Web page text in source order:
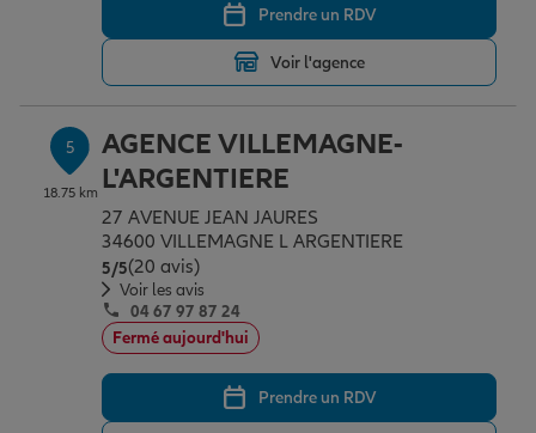
Prendre un RDV
Voir l'agence
5
18.75 km
AGENCE VILLEMAGNE-
L'ARGENTIERE
27 AVENUE JEAN JAURES
34600 VILLEMAGNE L ARGENTIERE
5/5Note de 5 sur 5
(20 avis)
Voir les avis
04 67 97 87 24
Fermé aujourd'hui
Prendre un RDV